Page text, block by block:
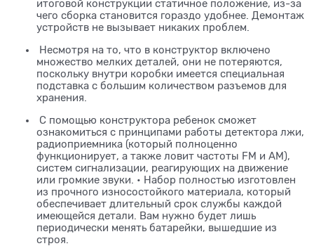
итоговой конструкции статичное положение, из-за
чего сборка становится гораздо удобнее. Демонтаж
устройств не вызывает никаких проблем.
Несмотря на то, что в конструктор включено
множество мелких деталей, они не потеряются,
поскольку внутри коробки имеется специальная
подставка с большим количеством разъемов для
хранения.
С помощью конструктора ребенок сможет
ознакомиться с принципами работы детектора лжи,
радиоприемника (который полноценно
функционирует, а также ловит частоты FM и AM),
систем сигнализации, реагирующих на движение
или громкие звуки. • Набор полностью изготовлен
из прочного износостойкого материала, который
обеспечивает длительный срок службы каждой
имеющейся детали. Вам нужно будет лишь
периодически менять батарейки, вышедшие из
строя.